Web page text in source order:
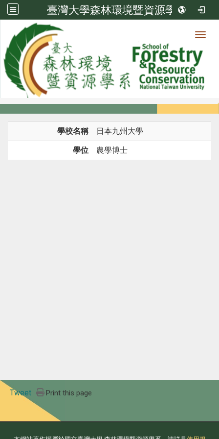
臺灣大學森林環境暨資源學系
系所成員
系所成員
學校名稱 日本九州大學
學位 農學博士
Tweet Print this page